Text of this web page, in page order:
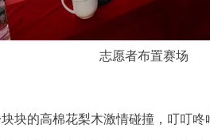
志愿者布置赛场
块的高棉花梨木激情碰撞，叮叮